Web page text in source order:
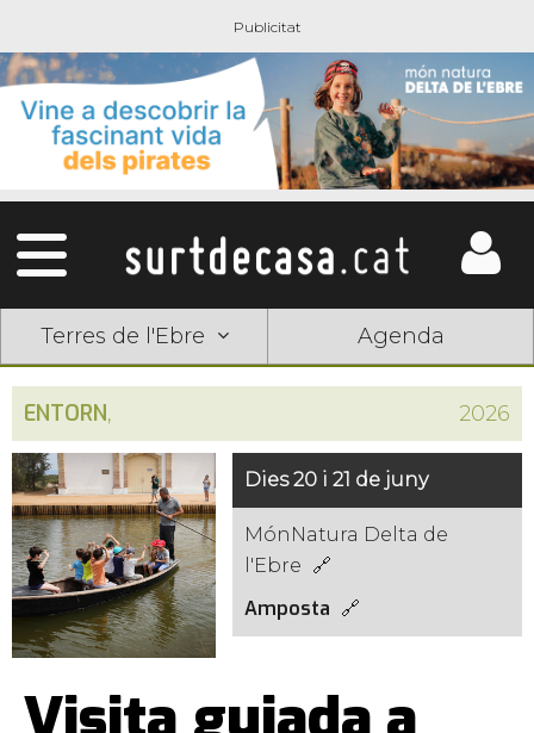
Terres de l'Ebre Agenda
ENTORN, 2026
Dies 20 i 21 de juny
MónNatura Delta de
l'Ebre
Amposta